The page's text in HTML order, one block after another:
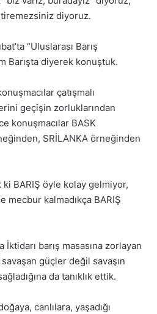
diyoruz.
“Uluslarası Barış
Barışta diyerek konuştuk.
çatışmalı
geçişin zorluklarından
konuşmacılar BASK
SRİLANKA örneğinden
BARIŞ öyle kolay gelmiyor,
mecbur kalmadıkça BARIŞ
İktidarı barış masasına zorlayan
güçler değil savaşın
da tanıklık ettik.
canlılara, yaşadığı